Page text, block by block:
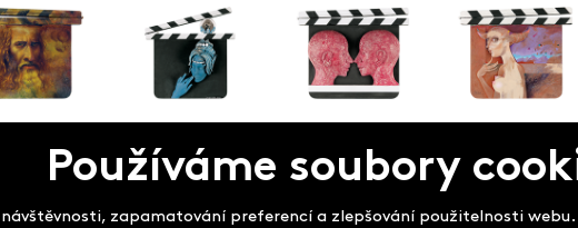
Používáme soubory
návštěvnosti, zapamatování preferencí a zlepšování použitelnosti